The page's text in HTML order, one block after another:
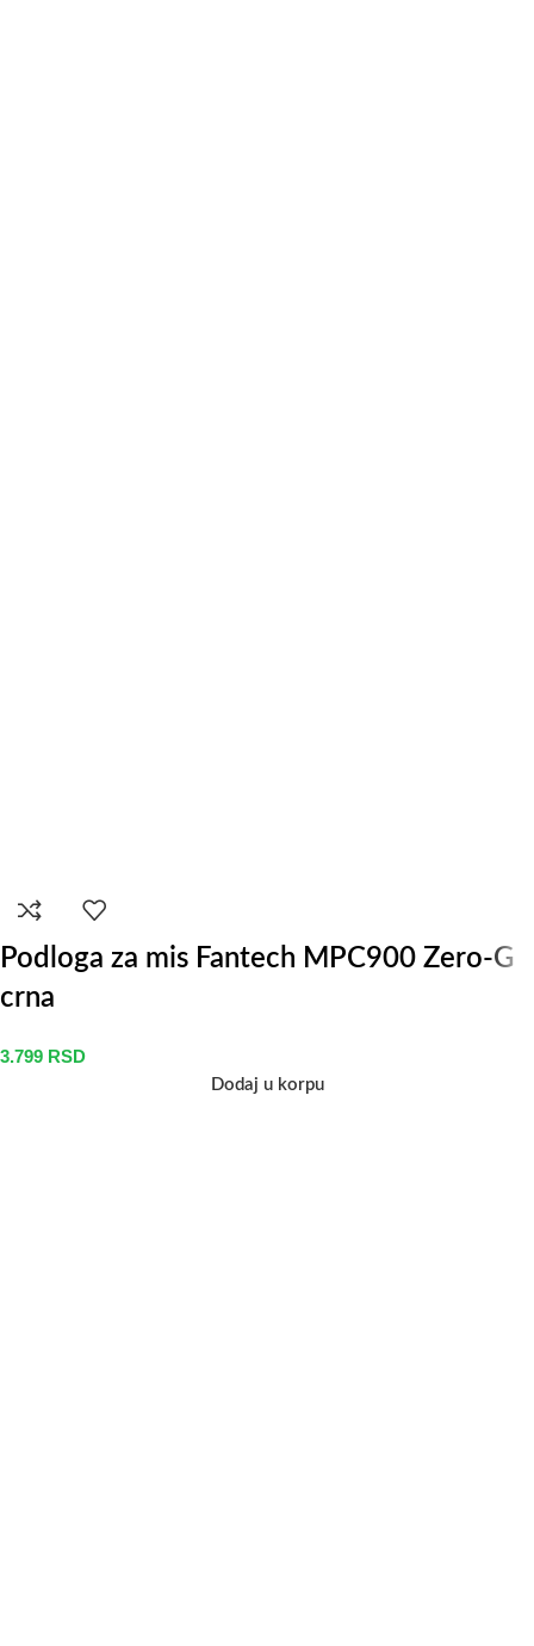
Podloga za mis Fantech MPC900 Zero-G
crna
3.799 RSD
Dodaj u korpu